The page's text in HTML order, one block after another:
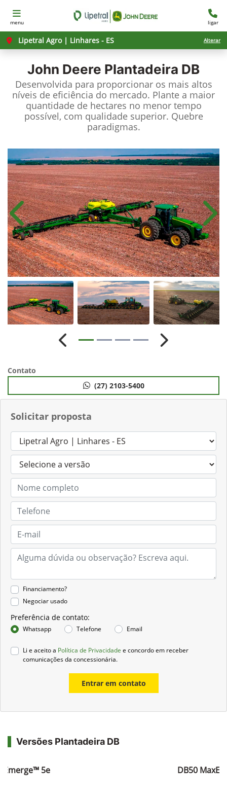
menu ligar
Lipetral Agro | Linhares - ES Alterar
John Deere Plantadeira DB
Desenvolvida para proporcionar os mais altos
níveis de eficiência do mercado. Plante a maior
quantidade de hectares no menor tempo
possível, com qualidade superior. Quebre
paradigmas.
Solicitar proposta
Financiamento?
Negociar usado
Preferência de contato:
Whatsapp Telefone Email
Li e aceito a Política de Privacidade e concordo em receber
comunicações da concessionária.
Entrar em contato
Anterior
Anterior Próximo
Contato
(27) 2103-5400
Versões Plantadeira DB
5e DB50